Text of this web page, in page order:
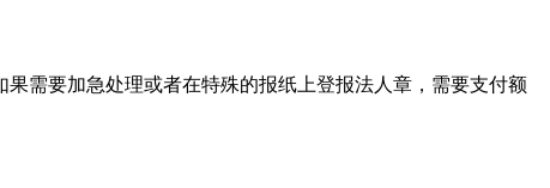
需要加急处理或者在特殊的报纸上登报法人章，需要支付额